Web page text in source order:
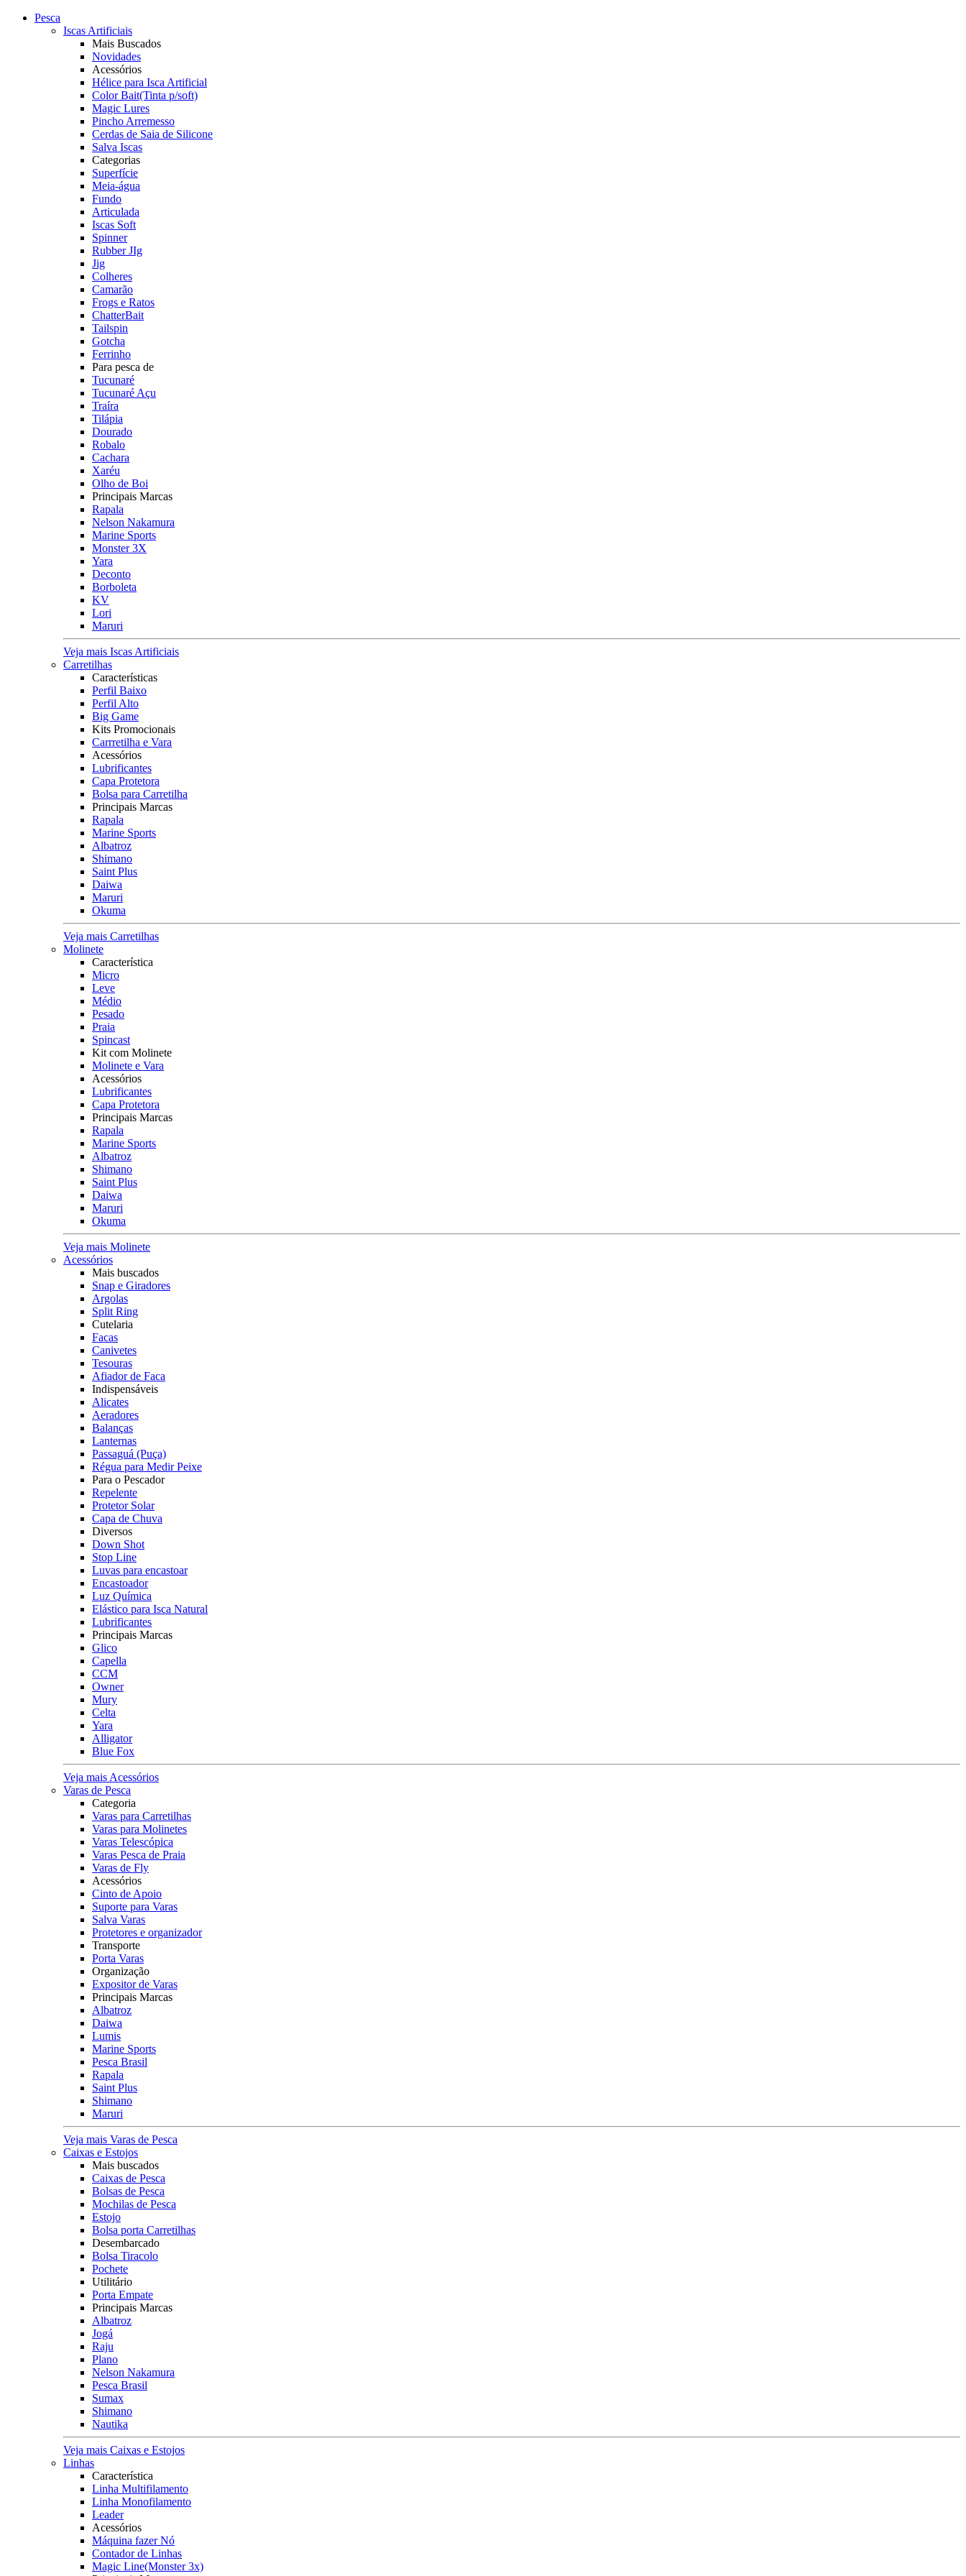
Pesca
Iscas Artificiais
Mais Buscados
Novidades
Acessórios
Hélice para Isca Artificial
Color Bait(Tinta p/soft)
Magic Lures
Pincho Arremesso
Cerdas de Saia de Silicone
Salva Iscas
Categorias
Superfície
Meia-água
Fundo
Articulada
Iscas Soft
Spinner
Rubber JIg
Jig
Colheres
Camarão
Frogs e Ratos
ChatterBait
Tailspin
Gotcha
Ferrinho
Para pesca de
Tucunaré
Tucunaré Açu
Traíra
Tilápia
Dourado
Robalo
Cachara
Xaréu
Olho de Boi
Principais Marcas
Rapala
Nelson Nakamura
Marine Sports
Monster 3X
Yara
Deconto
Borboleta
KV
Lori
Maruri
Veja mais Iscas Artificiais
Carretilhas
Características
Perfil Baixo
Perfil Alto
Big Game
Kits Promocionais
Carrretilha e Vara
Acessórios
Lubrificantes
Capa Protetora
Bolsa para Carretilha
Principais Marcas
Rapala
Marine Sports
Albatroz
Shimano
Saint Plus
Daiwa
Maruri
Okuma
Veja mais Carretilhas
Molinete
Característica
Micro
Leve
Médio
Pesado
Praia
Spincast
Kit com Molinete
Molinete e Vara
Acessórios
Lubrificantes
Capa Protetora
Principais Marcas
Rapala
Marine Sports
Albatroz
Shimano
Saint Plus
Daiwa
Maruri
Okuma
Veja mais Molinete
Acessórios
Mais buscados
Snap e Giradores
Argolas
Split Ring
Cutelaria
Facas
Canivetes
Tesouras
Afiador de Faca
Indispensáveis
Alicates
Aeradores
Balanças
Lanternas
Passaguá (Puça)
Régua para Medir Peixe
Para o Pescador
Repelente
Protetor Solar
Capa de Chuva
Diversos
Down Shot
Stop Line
Luvas para encastoar
Encastoador
Luz Química
Elástico para Isca Natural
Lubrificantes
Principais Marcas
Glico
Capella
CCM
Owner
Mury
Celta
Yara
Alligator
Blue Fox
Veja mais Acessórios
Varas de Pesca
Categoria
Varas para Carretilhas
Varas para Molinetes
Varas Telescópica
Varas Pesca de Praia
Varas de Fly
Acessórios
Cinto de Apoio
Suporte para Varas
Salva Varas
Protetores e organizador
Transporte
Porta Varas
Organização
Expositor de Varas
Principais Marcas
Albatroz
Daiwa
Lumis
Marine Sports
Pesca Brasil
Rapala
Saint Plus
Shimano
Maruri
Veja mais Varas de Pesca
Caixas e Estojos
Mais buscados
Caixas de Pesca
Bolsas de Pesca
Mochilas de Pesca
Estojo
Bolsa porta Carretilhas
Desembarcado
Bolsa Tiracolo
Pochete
Utilitário
Porta Empate
Principais Marcas
Albatroz
Jogá
Raju
Plano
Nelson Nakamura
Pesca Brasil
Sumax
Shimano
Nautika
Veja mais Caixas e Estojos
Linhas
Característica
Linha Multifilamento
Linha Monofilamento
Leader
Acessórios
Máquina fazer Nó
Contador de Linhas
Magic Line(Monster 3x)